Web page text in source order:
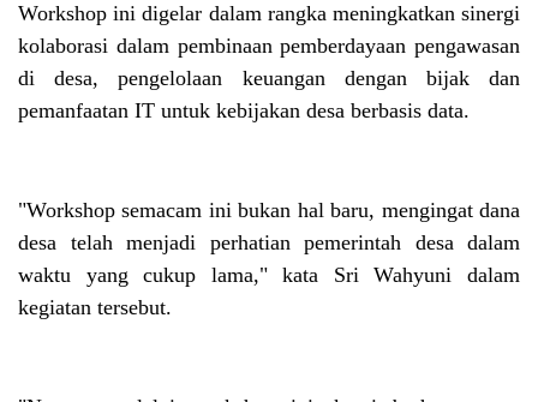
Workshop ini digelar dalam rangka meningkatkan sinergi
kolaborasi dalam pembinaan pemberdayaan pengawasan
di desa, pengelolaan keuangan dengan bijak dan
pemanfaatan IT untuk kebijakan desa berbasis data.
"Workshop semacam ini bukan hal baru, mengingat dana
desa telah menjadi perhatian pemerintah desa dalam
waktu yang cukup lama," kata Sri Wahyuni dalam
kegiatan tersebut.